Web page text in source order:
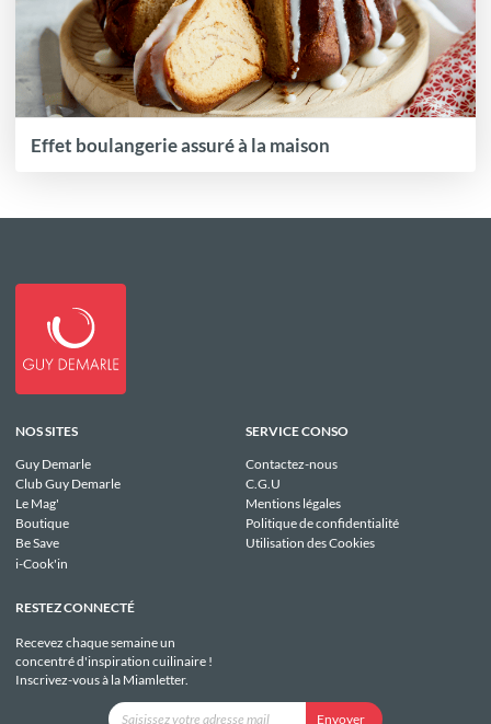
Effet boulangerie assuré à la maison
NOS SITES
Guy Demarle
Club Guy Demarle
Le Mag'
Boutique
Be Save
i-Cook'in
SERVICE CONSO
Contactez-nous
C.G.U
Mentions légales
Politique de confidentialité
Utilisation des Cookies
RESTEZ CONNECTÉ
Recevez chaque semaine un
concentré d'inspiration cuilinaire !
Inscrivez-vous à la Miamletter.